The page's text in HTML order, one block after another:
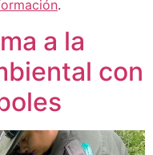
.
a la
con